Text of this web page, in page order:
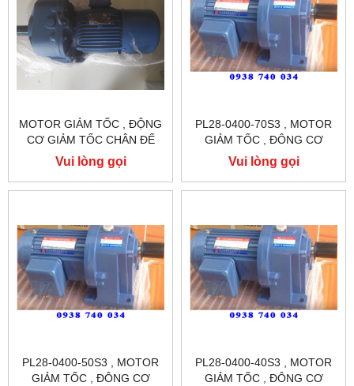
MOTOR GIẢM TỐC , ĐỘNG
CƠ GIẢM TỐC CHÂN ĐẾ
Vui lòng gọi
PL28-0400-70S3 , MOTOR
GIẢM TỐC , ĐÔNG CƠ
GIẢM TỐC CHÂN ĐẾ
TUNGLEE
Vui lòng gọi
PL28-0400-50S3 , MOTOR
GIẢM TỐC , ĐÔNG CƠ
PL28-0400-40S3 , MOTOR
GIẢM TỐC , ĐÔNG CƠ